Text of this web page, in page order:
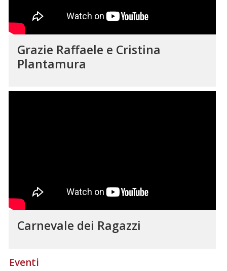
Grazie Raffaele e Cristina
Plantamura
Carnevale dei Ragazzi
Eventi